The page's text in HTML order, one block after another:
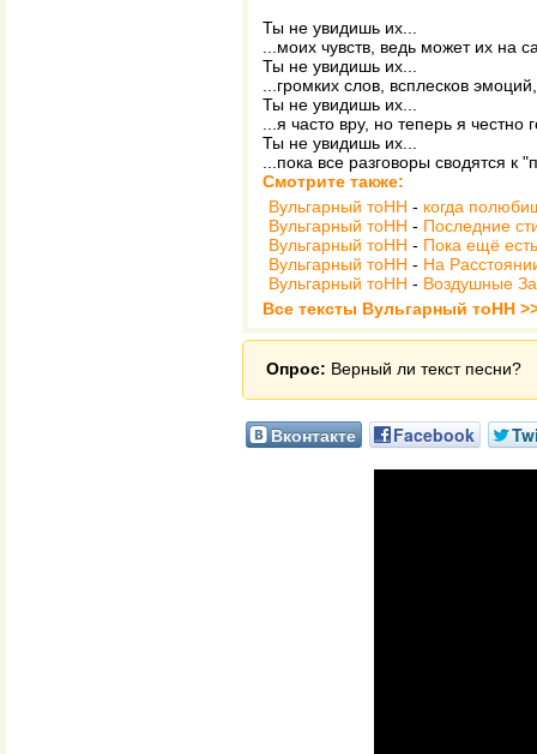
Ты не увидишь их...
...моих чувств, ведь может их на
Ты не увидишь их...
...громких слов, всплесков
Ты не увидишь их...
...я часто вру, но теперь я честно
Ты не увидишь их...
...пока все разговоры сводятся к
Смотрите также:
Вульгарный тоНН - когда
Вульгарный тоНН - Последние
Вульгарный тоНН - Пока ещё
Вульгарный тоНН - На
Вульгарный тоНН - Воздушные
Все тексты Вульгарный тоНН
Опрос: Верный ли текст песни?
Вконтакте Facebook